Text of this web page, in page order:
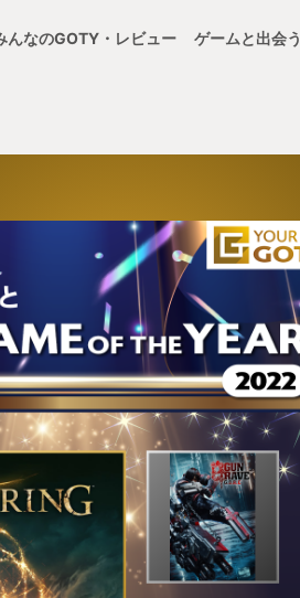
んなのGOTY・レビュー ゲームと出会う